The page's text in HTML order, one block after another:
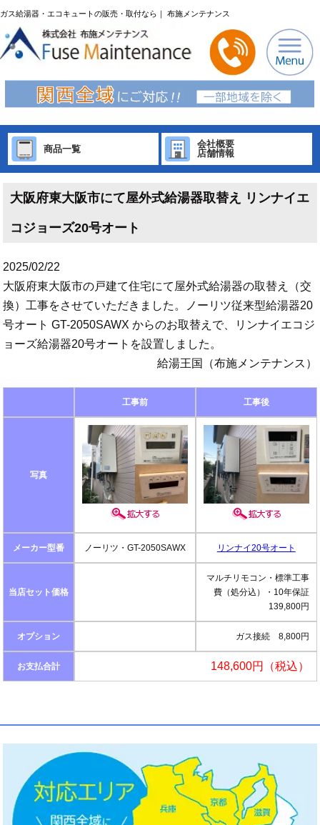
ガス給湯器・エコキュートの販売・取付なら｜ 布施メンテナンス
商品一覧
会社概要
店舗情報
大阪府東大阪市にて屋外式給湯器取替え リンナイエ
コジョーズ20号オート
2025/02/22
大阪府東大阪市の戸建て住宅にて屋外式給湯器の取替え（交
換）工事をさせていただきました。ノーリツ従来型給湯器20
号オート GT-2050SAWX からのお取替えで、リンナイエコジ
ョーズ給湯器20号オートを設置しました。
給湯王国（布施メンテナンス）
工事前 工事後
写真
メーカー型番 ノーリツ・GT-2050SAWX リンナイ20号オート
当店セット価格
マルチリモコン・標準工事
費（処分込）・10年保証
139,800円
オプション ガス接続 8,800円
お支払合計 148,600円（税込）